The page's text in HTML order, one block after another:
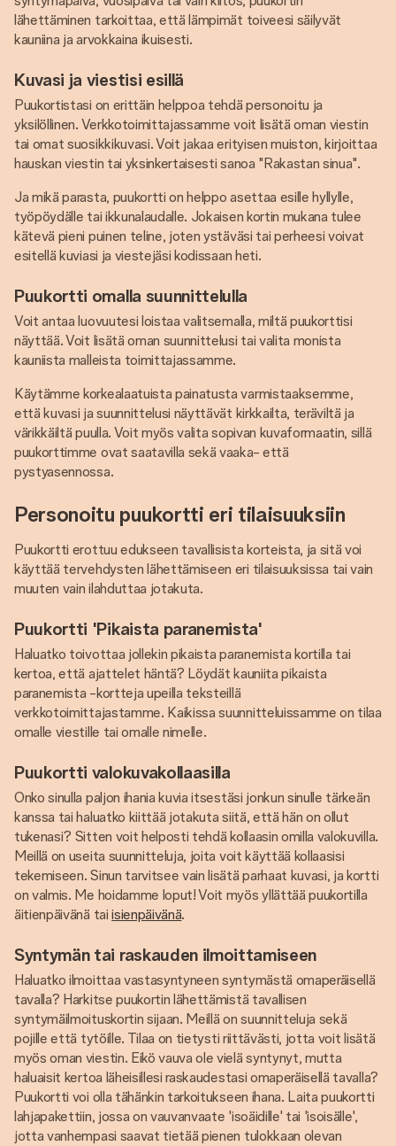
lähettäminen tarkoittaa, että lämpimät toiveesi säilyvät
kauniina ja arvokkaina ikuisesti.
Kuvasi ja viestisi esillä
Puukortistasi on erittäin helppoa tehdä personoitu ja
yksilöllinen. Verkkotoimittajassamme voit lisätä oman viestin
tai omat suosikkikuvasi. Voit jakaa erityisen muiston, kirjoittaa
hauskan viestin tai yksinkertaisesti sanoa "Rakastan sinua".
Ja mikä parasta, puukortti on helppo asettaa esille hyllylle,
työpöydälle tai ikkunalaudalle. Jokaisen kortin mukana tulee
kätevä pieni puinen teline, joten ystäväsi tai perheesi voivat
esitellä kuviasi ja viestejäsi kodissaan heti.
Puukortti omalla suunnittelulla
Voit antaa luovuutesi loistaa valitsemalla, miltä puukorttisi
näyttää. Voit lisätä oman suunnittelusi tai valita monista
kauniista malleista toimittajassamme.
Käytämme korkealaatuista painatusta varmistaaksemme,
että kuvasi ja suunnittelusi näyttävät kirkkailta, teräviltä ja
värikkäiltä puulla. Voit myös valita sopivan kuvaformaatin, sillä
puukorttimme ovat saatavilla sekä vaaka- että
pystyasennossa.
Personoitu puukortti eri tilaisuuksiin
Puukortti erottuu edukseen tavallisista korteista, ja sitä voi
käyttää tervehdysten lähettämiseen eri tilaisuuksissa tai vain
muuten vain ilahduttaa jotakuta.
Puukortti 'Pikaista paranemista'
Haluatko toivottaa jollekin pikaista paranemista kortilla tai
kertoa, että ajattelet häntä? Löydät kauniita pikaista
paranemista -kortteja upeilla teksteillä
verkkotoimittajastamme. Kaikissa suunnitteluissamme on tilaa
omalle viestille tai omalle nimelle.
Puukortti valokuvakollaasilla
Onko sinulla paljon ihania kuvia itsestäsi jonkun sinulle tärkeän
kanssa tai haluatko kiittää jotakuta siitä, että hän on ollut
tukenasi? Sitten voit helposti tehdä kollaasin omilla valokuvilla.
Meillä on useita suunnitteluja, joita voit käyttää kollaasisi
tekemiseen. Sinun tarvitsee vain lisätä parhaat kuvasi, ja kortti
on valmis. Me hoidamme loput! Voit myös yllättää puukortilla
äitienpäivänä taiisienpäivänä.
Syntymän tai raskauden ilmoittamiseen
Haluatko ilmoittaa vastasyntyneen syntymästä omaperäisellä
tavalla? Harkitse puukortin lähettämistä tavallisen
syntymäilmoituskortin sijaan. Meillä on suunnitteluja sekä
pojille että tytöille. Tilaa on tietysti riittävästi, jotta voit lisätä
myös oman viestin. Eikö vauva ole vielä syntynyt, mutta
haluaisit kertoa läheisillesi raskaudestasi omaperäisellä tavalla?
Puukortti voi olla tähänkin tarkoitukseen ihana. Laita puukortti
lahjapakettiin, jossa on vauvanvaate 'isoäidille' tai 'isoisälle',
jotta vanhempasi saavat tietää pienen tulokkaan olevan